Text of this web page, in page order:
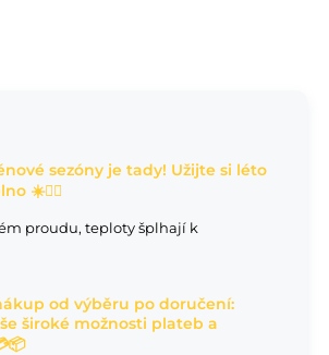
sezóny je tady! Užijte si léto
☀️🏊‍♂️
proudu, teploty šplhají k
od výběru po doručení:
široké možnosti plateb a